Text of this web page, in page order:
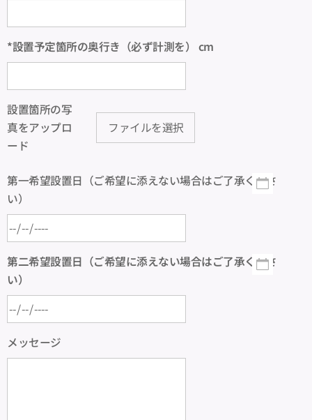
*設置予定箇所の奥行き（必ず計測を） cm
設置箇所の写
真をアップロ
ード
ファイルを選択
第一希望設置日（ご希望に添えない場合はご了承くださ
い）
第二希望設置日（ご希望に添えない場合はご了承くださ
い）
メッセージ